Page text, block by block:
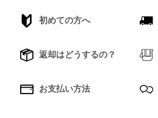
初めての方へ
返却はどうするの？
お支払い方法